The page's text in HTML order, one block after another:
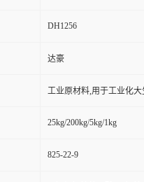
DH1256
达豪
工业原材料,用于工业化大
25kg/200kg/5kg/1kg
825-22-9